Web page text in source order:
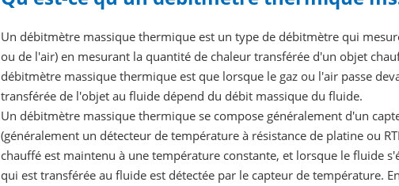
Un débitmètre massique thermique est un type de débitmètre qui
ou de l'air) en mesurant la quantité de chaleur transférée d'un objet
débitmètre massique thermique est que lorsque le gaz ou l'air passe
transférée de l'objet au fluide dépend du débit massique du fluide.
Un débitmètre massique thermique se compose généralement d'un
(généralement un détecteur de température à résistance de platine ou
chauffé est maintenu à une température constante, et lorsque le fluide
qui est transférée au fluide est détectée par le capteur de température.